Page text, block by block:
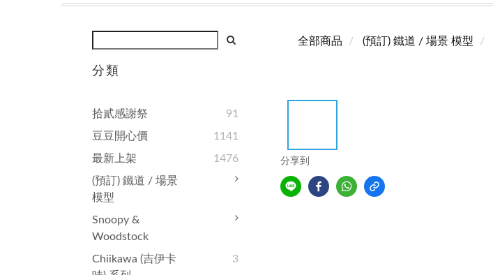
分類
拾貳感謝祭
91
豆豆開心價
1141
最新上架
1476
(預訂) 鐵道 / 場景
模型
Snoopy &
Woodstock
Chiikawa (吉伊卡
3
全部商品 (預訂) 鐵道 / 場景 模型
分享到